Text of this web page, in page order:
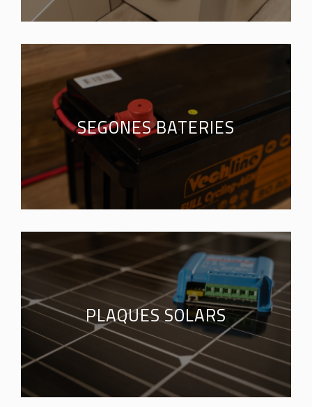
SEGONES BATERIES
PLAQUES SOLARS